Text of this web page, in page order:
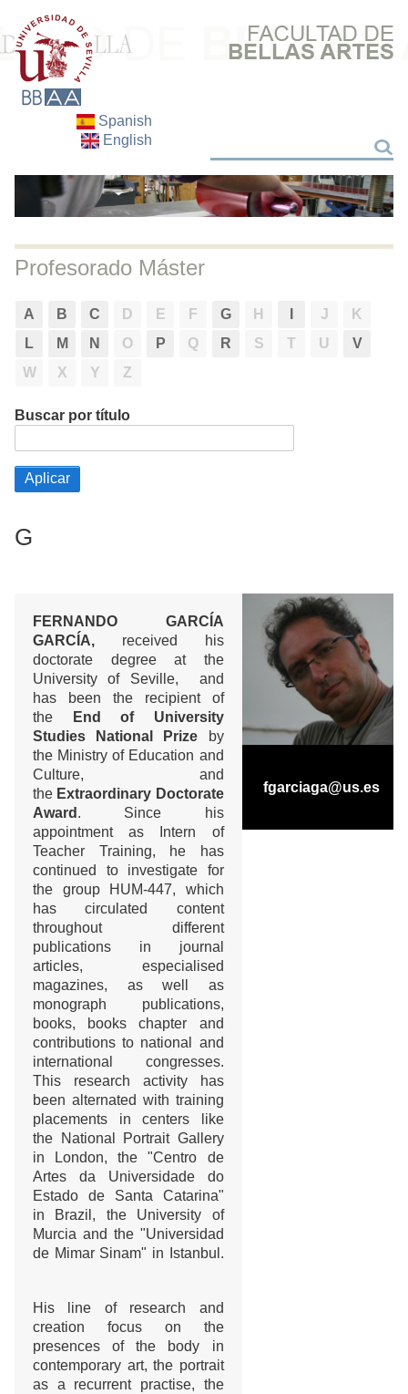
Spanish
English
Search
Profesorado Máster
A B C D E F G H J
K
L
M N O P Q R S T U
V
W
X Y Z
Buscar por título
G
FERNANDO GARCÍA
GARCÍA, received his
doctorate degree at the
University of Seville, and
has been the recipient of
the
End of University
Studies National Prize
by
the Ministry of Education and
Culture, and
the Extraordinary Doctorate
Award . Since his
appointment as Intern of
Teacher Training, he has
continued to investigate for
the group HUM-447, which
has circulated content
throughout different
publications in journal
articles, especialised
magazines, as well as
monograph publications,
books, books chapter and
contributions to national and
international congresses.
This research activity has
been alternated with training
placements in centers like
the National Portrait Gallery
in London, the "Centro de
Artes da Universidade do
Estado de Santa Catarina"
in Brazil, the University of
Murcia and the "Universidad
de Mimar Sinam" in Istanbul.
His line of research and
creation focus on the
presences of the body in
contemporary art, the portrait
as a recurrent practise, the
fgarciaga@us.es